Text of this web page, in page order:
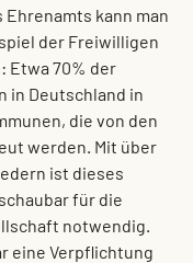
kann man
der Freiwilligen
Etwa 70% der
in Deutschland in
die von den
werden. Mit über
ist dieses
für die
notwendig.
eine Verpflichtung